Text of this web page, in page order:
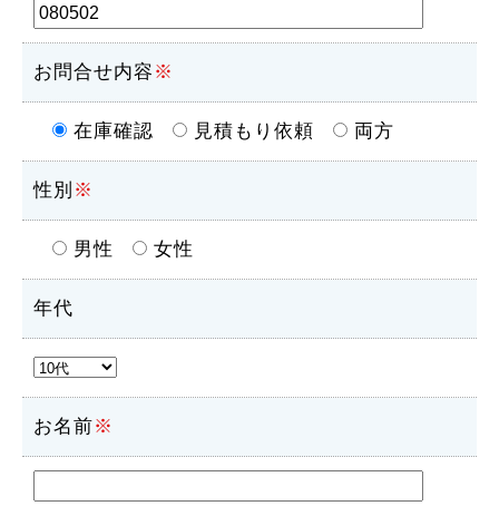
お問合せ内容 ※
在庫確認 見積もり依頼 両方
性別 ※
男性 女性
年代
お名前※